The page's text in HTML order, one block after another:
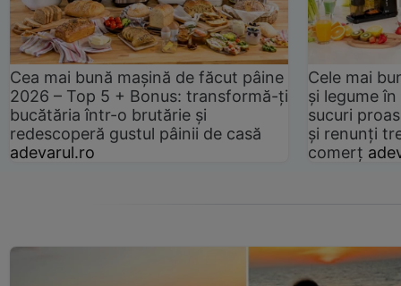
Cea mai bună mașină de făcut pâine
2026 – Top 5 + Bonus: transformă-ți
bucătăria într-o brutărie și
redescoperă gustul pâinii de casă
adevarul.ro
Cele mai
și legume
sucuri
și renunți
comerț